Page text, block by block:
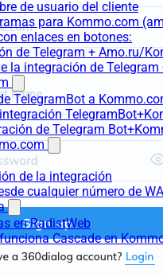
de usuario del cliente
para Kommo.com
enlaces en botones:
de Telegram + Amo.ru/
la integración de
TelegramBot a
de Telegram
de la integración
cualquier número de
en RadistWeb
Cascade en